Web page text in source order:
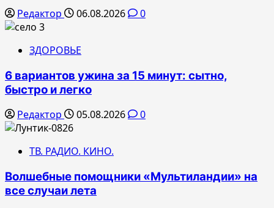
Редактор 06.08.2026 0
ЗДОРОВЬЕ
6 вариантов ужина за 15 минут: сытно,
быстро и легко
Редактор 05.08.2026 0
ТВ. РАДИО. КИНО.
Волшебные помощники «Мультиландии» на
все случаи лета